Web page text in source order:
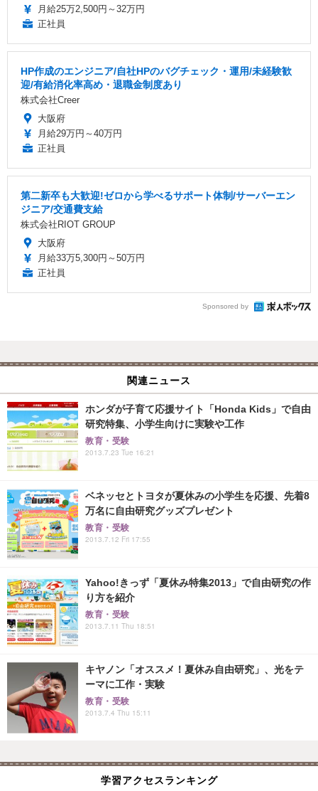
月給25万2,500円～32万円
正社員
HP作成のエンジニア/自社HPのバグチェック・運用/未経験歓
迎/有給消化率高め・退職金制度あり
株式会社Creer
大阪府
月給29万円～40万円
正社員
第二新卒も大歓迎!ゼロから学べるサポート体制/サーバーエン
ジニア/交通費支給
株式会社RIOT GROUP
大阪府
月給33万5,300円～50万円
正社員
Sponsored by
関連ニュース
ホンダが子育て応援サイト「Honda Kids」で自由
研究特集、小学生向けに実験や工作
教育・受験
2013.7.23 Tue 16:21
ベネッセとトヨタが夏休みの小学生を応援、先着8
万名に自由研究グッズプレゼント
教育・受験
2013.7.12 Fri 17:55
Yahoo!きっず「夏休み特集2013」で自由研究の作
り方を紹介
教育・受験
2013.7.11 Thu 18:51
キヤノン「オススメ！夏休み自由研究」、光をテ
ーマに工作・実験
教育・受験
2013.7.4 Thu 15:11
学習アクセスランキング